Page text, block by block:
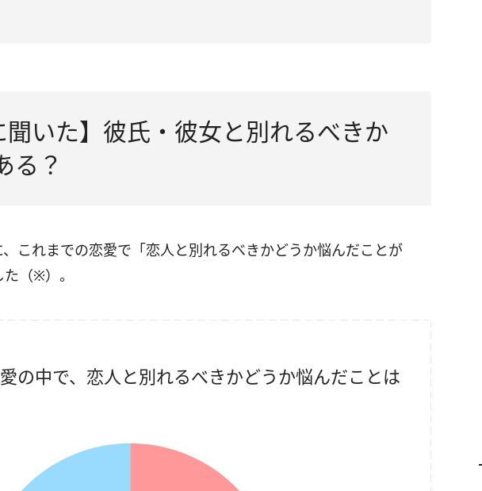
聞いた】彼氏・彼女と別れるべきか
る？
これまでの恋愛で「恋人と別れるべきかどうか悩んだことが
（※）。
の中で、恋人と別れるべきかどうか悩んだことは